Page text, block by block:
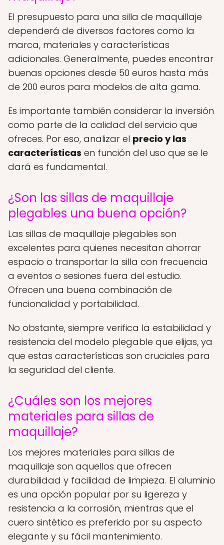
El presupuesto para una silla de maquillaje
dependerá de diversos factores como la
marca, materiales y características
adicionales. Generalmente, puedes encontrar
buenas opciones desde 50 euros hasta más
de 200 euros para modelos de alta gama.
Es importante también considerar la inversión
como parte de la calidad del servicio que
ofreces. Por eso, analizar el precio y las
características en función del uso que se le
dará es fundamental.
¿Son las sillas de maquillaje
plegables una buena opción?
Las sillas de maquillaje plegables son
excelentes para quienes necesitan ahorrar
espacio o transportar la silla con frecuencia
a eventos o sesiones fuera del estudio.
Ofrecen una buena combinación de
funcionalidad y portabilidad.
No obstante, siempre verifica la estabilidad y
resistencia del modelo plegable que elijas, ya
que estas características son cruciales para
la seguridad del cliente.
¿Cuáles son los mejores
materiales para sillas de
maquillaje?
Los mejores materiales para sillas de
maquillaje son aquellos que ofrecen
durabilidad y facilidad de limpieza. El aluminio
es una opción popular por su ligereza y
resistencia a la corrosión, mientras que el
cuero sintético es preferido por su aspecto
elegante y su fácil mantenimiento.